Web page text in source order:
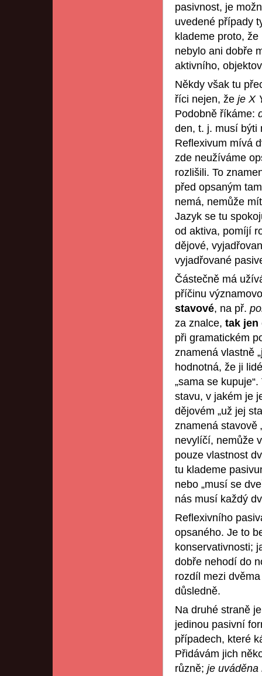
pasivnost, je
uvedené případy
klademe proto,
nebylo ani dobře
aktivního,
Někdy však tu
říci nejen, že je X
Podobně říkáme:
den, t. j. musí býti
Reflexivum mívá
zde neužíváme
rozlišili. To
před opsaným
nemá, nemůže
Jazyk se tu
od aktiva, pomíjí
dějové,
vyjadřované
Částečně má
příčinu
stavové, na př.
za znalce, tak jen
při gramatickém
znamená vlastně
hodnotná, že ji
„sama se
stavu, v jakém je
dějovém „už jej
znamená stavově
nevylíčí, nemůže
pouze vlastnost
tu klademe
nebo „musí se
nás musí každý
Reflexivního
opsaného. Je to
konservativnosti;
dobře nehodí do
rozdíl mezi
důsledně.
Na druhé straně
jedinou pasivní
případech, které
Přidávám jich
různě; je uváděna